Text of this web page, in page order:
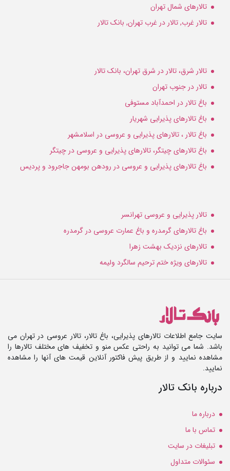
تالارهای شمال تهران
تالار غرب, تالار در غرب تهران, بانک تالار
تالار شرق، تالار در شرق تهران، بانک تالار
تالار در جنوب تهران
باغ تالار در احمدآباد مستوفی
باغ تالارهای پذیرایی شهریار
باغ تالار ، تالارهای پذیرایی و عروسی در اسلامشهر
باغ تالارهای چیتگر، تالارهای پذیرایی و عروسی در چیتگر
باغ تالارهای پذیرایی و عروسی در رودهن بومهن جاجرود و پردیس
تالار پذیرایی و عروسی تهرانسر
باغ تالارهای گرمدره و باغ عمارت عروسی در گرمدره
تالارهای نزدیک بهشت زهرا
تالارهای ویژه ختم ترحیم سالگرد ولیمه
سایت جامع اطلاعات تالارهای پذیرایی، باغ تالار، تالار عروسی در تهران می
باشد. شما می توانید به راحتی عکس منو و تخفیف های مختلف تالارها را
مشاهده نمایید و از طریق پیش فاکتور آنلاین قیمت های آنها را مشاهده
نمایید.
درباره بانک تالار
درباره ما
تماس با ما
تبلیغات در سایت
سئوالات متداول